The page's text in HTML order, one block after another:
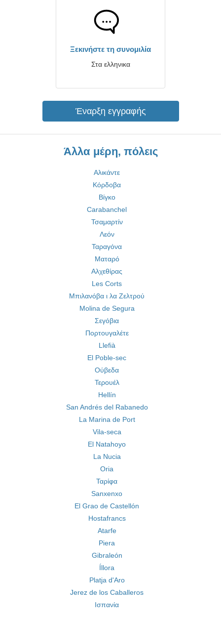
Ξεκινήστε τη συνομιλία
Στα ελληνικα
Έναρξη εγγραφής
Άλλα μέρη, πόλεις
Αλικάντε
Κόρδοβα
Βίγκο
Carabanchel
Τσαμαρτίν
Λεόν
Ταραγόνα
Ματαρό
Αλχεθίρας
Les Corts
Μπιλανόβα ι λα Ζελτρού
Molina de Segura
Σεγόβια
Πορτουγαλέτε
Llefià
El Poble-sec
Ούβεδα
Τερουέλ
Hellín
San Andrés del Rabanedo
La Marina de Port
Vila-seca
El Natahoyo
La Nucia
Oria
Ταρίφα
Sanxenxo
El Grao de Castellón
Hostafrancs
Atarfe
Piera
Gibraleón
Íllora
Platja d'Aro
Jerez de los Caballeros
Ισπανία